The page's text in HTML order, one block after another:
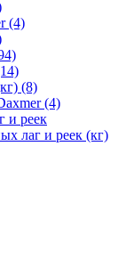
(4)
(8)
(4)
и реек
лаг и реек (кг)